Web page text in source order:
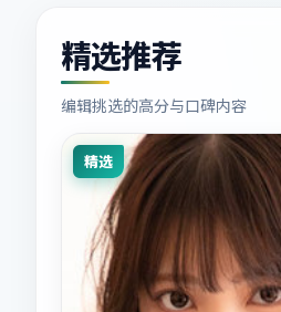
精选推荐
编辑挑选的高分与口碑内容
精选